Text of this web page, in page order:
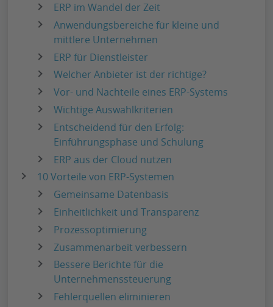
ERP im Wandel der Zeit
Anwendungsbereiche für kleine und
mittlere Unternehmen
ERP für Dienstleister
Welcher Anbieter ist der richtige?
Vor- und Nachteile eines ERP-Systems
Wichtige Auswahlkriterien
Entscheidend für den Erfolg:
Einführungsphase und Schulung
ERP aus der Cloud nutzen
10 Vorteile von ERP-Systemen
Gemeinsame Datenbasis
Einheitlichkeit und Transparenz
Prozessoptimierung
Zusammenarbeit verbessern
Bessere Berichte für die
Unternehmenssteuerung
Fehlerquellen eliminieren